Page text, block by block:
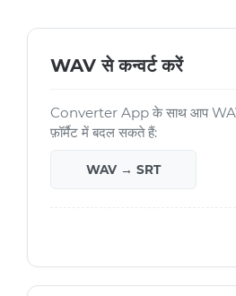
WAV से कन्वर्ट करें
Converter App के साथ आप
फ़ॉर्मैट में बदल सकते हैं:
WAV → SRT